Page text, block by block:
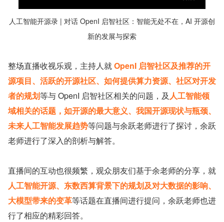
人工智能开源录 | 对话 OpenI 启智社区：智能无处不在，AI 开源创
新的发展与探索
整场直播收视乐观，主持人就 OpenI 启智社区及推荐的开
源项目、活跃的开源社区、如何提供算力资源、社区对开发
者的规划等与 OpenI 启智社区相关的问题，及 人工智能领
域相关的话题，如开源的最大意义、我国开源现状与瓶颈、
未来人工智能发展趋势等问题与余跃老师进行了探讨，余跃
老师进行了深入的剖析与解答。
直播间的互动也很频繁，观众朋友们基于余老师的分享，就
人工智能开源、东数西算背景下的规划及对大数据的影响、
大模型带来的变革等话题在直播间进行提问，余跃老师也进
行了相应的精彩回答。